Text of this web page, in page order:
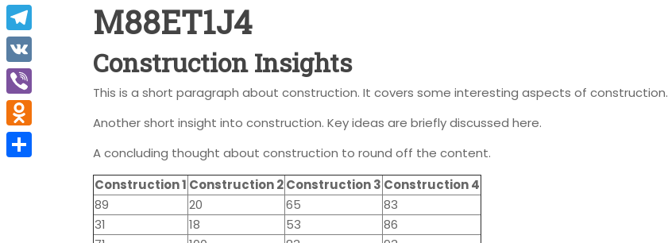
M88ET1J4
Construction Insights
This is a short paragraph about construction. It covers some interesting aspects of construction.
Another short insight into construction. Key ideas are briefly discussed here.
A concluding thought about construction to round off the content.
Construction 1 Construction 2Construction 3 Construction 4
89
20 65
83
31
18 53
86
W
h
a
A
T
e
l
e
g
V
K
V
i
b
O